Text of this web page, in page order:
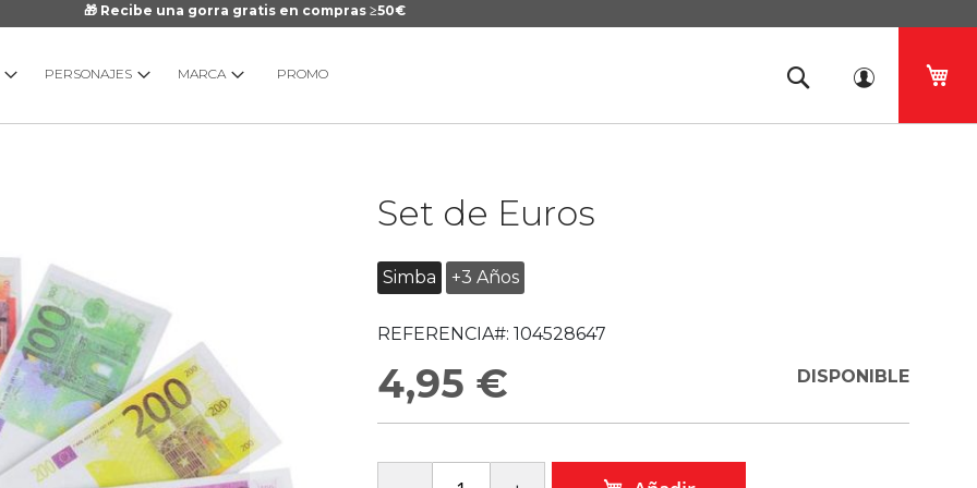
🎁 Recibe una gorra gratis en compras ≥50€
PERSONAJES MARCA PROMO
Set de Euros
Simba +3 Años
REFERENCIA#: 104528647
4,95 € DISPONIBLE
imágenes